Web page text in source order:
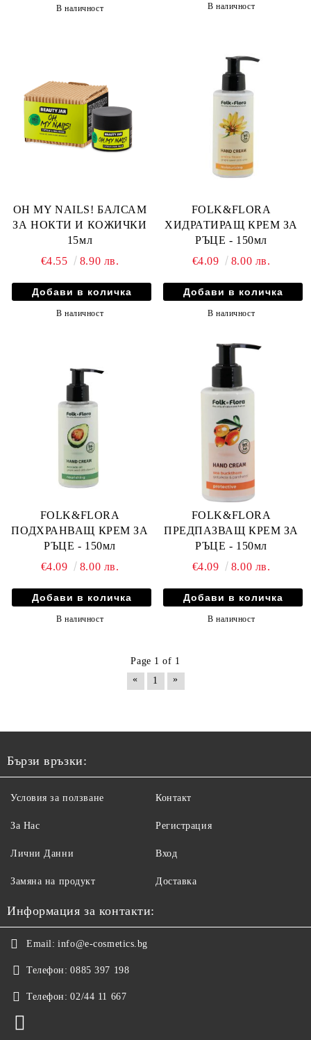
В наличност В наличност
OH MY NAILS! БАЛСАМ
ЗА НОКТИ И КОЖИЧКИ
15мл
€4.55
8.90 лв.
В наличност
FOLK&FLORA
ХИДРАТИРАЩ КРЕМ ЗА
РЪЦЕ - 150мл
€4.09
8.00 лв.
В наличност
FOLK&FLORA
ПОДХРАНВАЩ КРЕМ ЗА
РЪЦЕ - 150мл
€4.09
8.00 лв.
В наличност
FOLK&FLORA
ПРЕДПАЗВАЩ КРЕМ ЗА
РЪЦЕ - 150мл
€4.09
8.00 лв.
В наличност
Page 1 of 1
«
1 »
Бързи връзки:
Условия за ползване
За Нас
Лични Данни
Замяна на продукт
Контакт
Регистрация
Вход
Доставка
Информация за контакти:
Email: info@e-cosmetics.bg
Телефон: 0885 397 198
Телефон: 02/44 11 667